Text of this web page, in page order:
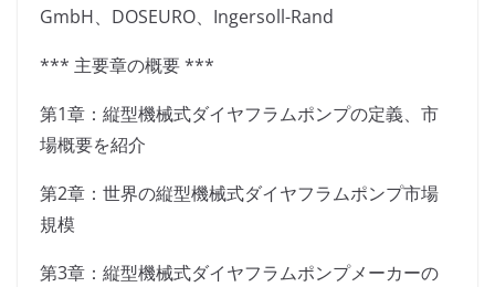
GmbH、DOSEURO、Ingersoll-Rand
*** 主要章の概要 ***
第1章：縦型機械式ダイヤフラムポンプの定義、市
場概要を紹介
第2章：世界の縦型機械式ダイヤフラムポンプ市場
規模
第3章：縦型機械式ダイヤフラムポンプメーカーの